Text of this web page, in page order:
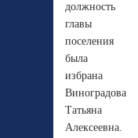
должность
главы
поселения
была
избрана
Виноградова
Татьяна
Алексеевна.